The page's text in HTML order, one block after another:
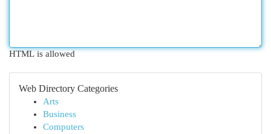
HTML is allowed
Web Directory Categories
Arts
Business
Computers